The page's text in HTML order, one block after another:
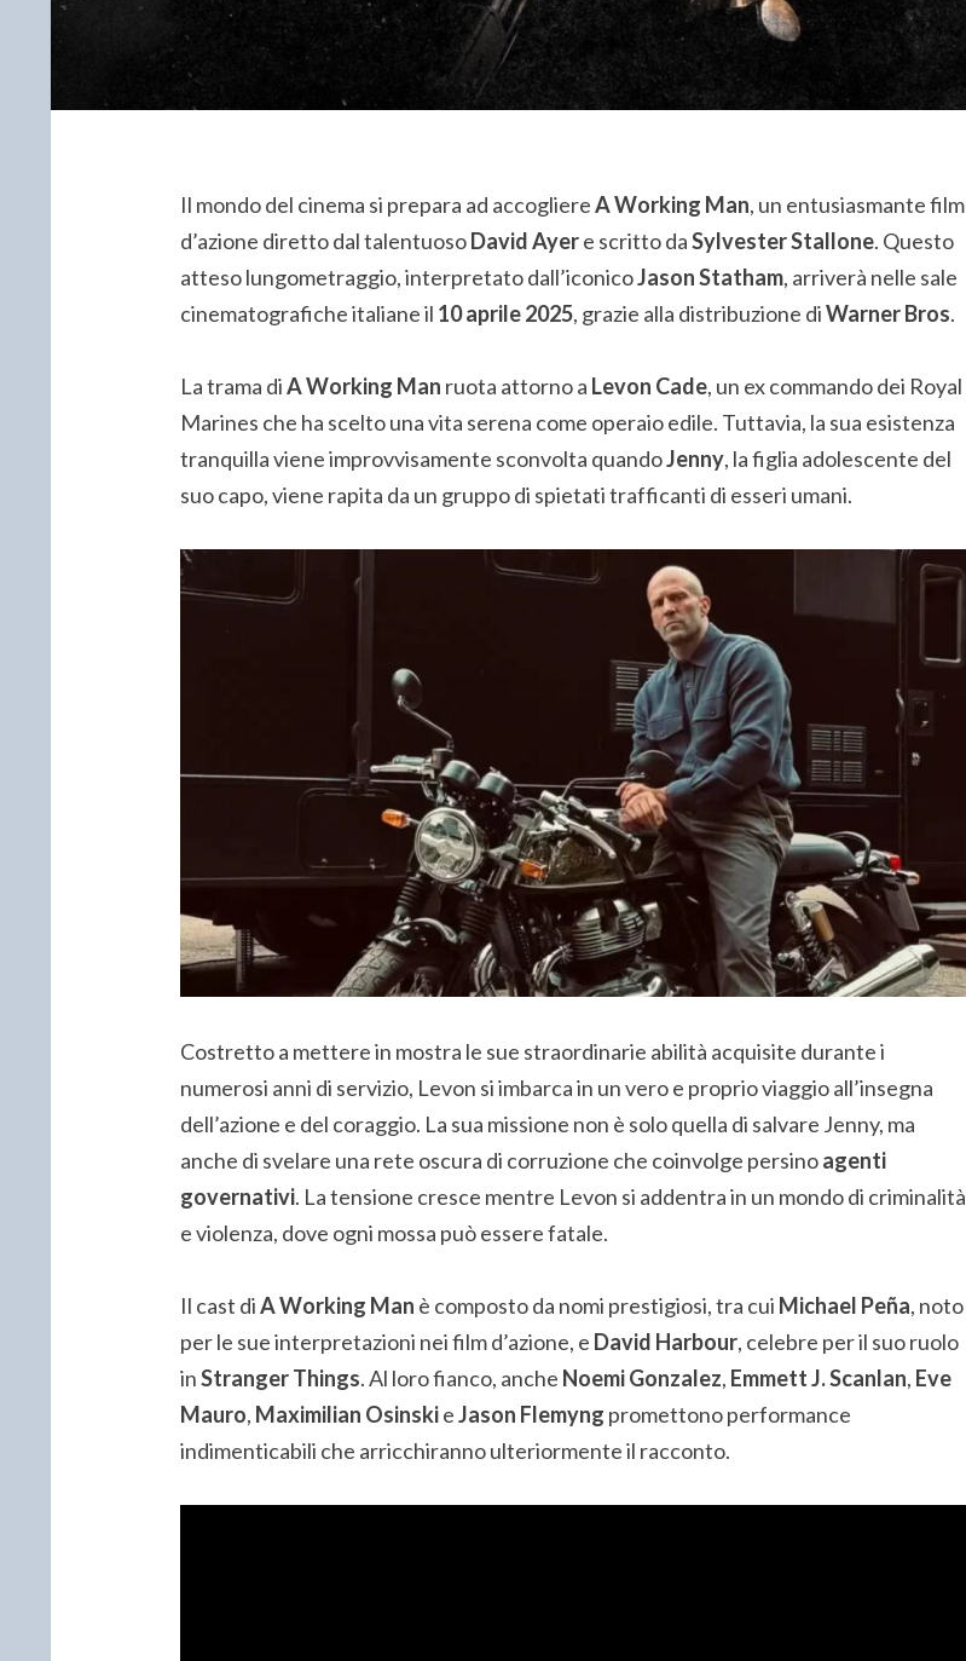
Il mondo del cinema si prepara ad accogliereA Working Man, un entusiasmante film
d’azione diretto dal talentuosoDavid Ayere scritto daSylvester Stallone. Questo
atteso lungometraggio, interpretato dall’iconicoJason Statham, arriverà nelle sale
cinematografiche italiane il 10 aprile 2025, grazie alla distribuzione diWarner Bros.
La trama diA Working Man ruota attorno a Levon Cade, un ex commando dei Royal
Marines che ha scelto una vita serena come operaio edile. Tuttavia, la sua esistenza
tranquilla viene improvvisamente sconvolta quandoJenny, la figlia adolescente del
suo capo, viene rapita da un gruppo di spietati trafficanti di esseri umani.
Costretto a mettere in mostra le sue straordinarie abilità acquisite durante i
numerosi anni di servizio, Levon si imbarca in un vero e proprio viaggio all’insegna
dell’azione e del coraggio. La sua missione non è solo quella di salvare Jenny, ma
anche di svelare una rete oscura di corruzione che coinvolge persinoagenti
governativi. La tensione cresce mentre Levon si addentra in un mondo di criminalità
e violenza, dove ogni mossa può essere fatale.
Il cast diA Working Man è composto da nomi prestigiosi, tra cui Michael Peña, noto
per le sue interpretazioni nei film d’azione, e David Harbour, celebre per il suo ruolo
inStranger Things. Al loro fianco, anche Noemi Gonzalez, Emmett J. Scanlan, Eve
Mauro, Maximilian OsinskieJason Flemyng promettono performance
indimenticabili che arricchiranno ulteriormente il racconto.